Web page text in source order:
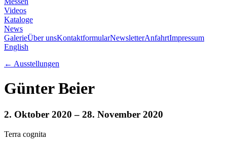
Videos
Kataloge
News
GalerieÜber unsKontaktformularNewsletterAnfahrtImpressum
English
← Ausstellungen
Günter Beier
2. Oktober 2020 – 28. November 2020
Terra cognita